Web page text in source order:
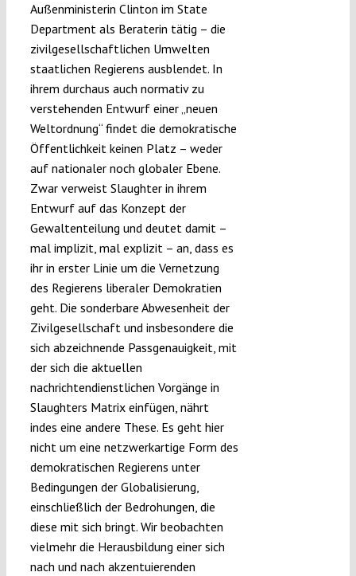
Außenministerin Clinton im State
Department als Beraterin tätig – die
zivilgesellschaftlichen Umwelten
staatlichen Regierens ausblendet. In
ihrem durchaus auch normativ zu
verstehenden Entwurf einer „neuen
Weltordnung“ findet die demokratische
Öffentlichkeit keinen Platz – weder
auf nationaler noch globaler Ebene.
Zwar verweist Slaughter in ihrem
Entwurf auf das Konzept der
Gewaltenteilung und deutet damit –
mal implizit, mal explizit – an, dass es
ihr in erster Linie um die Vernetzung
des Regierens liberaler Demokratien
geht. Die sonderbare Abwesenheit der
Zivilgesellschaft und insbesondere die
sich abzeichnende Passgenauigkeit, mit
der sich die aktuellen
nachrichtendienstlichen Vorgänge in
Slaughters Matrix einfügen, nährt
indes eine andere These. Es geht hier
nicht um eine netzwerkartige Form des
demokratischen Regierens unter
Bedingungen der Globalisierung,
einschließlich der Bedrohungen, die
diese mit sich bringt. Wir beobachten
vielmehr die Herausbildung einer sich
nach und nach akzentuierenden